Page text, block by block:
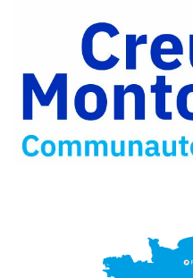
Facebook
Partager
Twitter
Partager
par
e-
mail